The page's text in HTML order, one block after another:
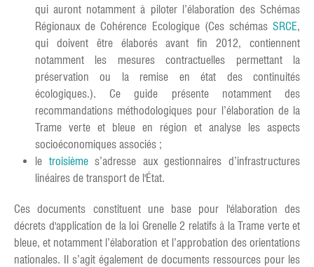
qui auront notamment à piloter l’élaboration des Schémas
Régionaux de Cohérence Ecologique (Ces schémas SRCE,
qui doivent être élaborés avant fin 2012, contiennent
notamment les mesures contractuelles permettant la
préservation ou la remise en état des continuités
écologiques.). Ce guide présente notamment des
recommandations méthodologiques pour l’élaboration de la
Trame verte et bleue en région et analyse les aspects
socioéconomiques associés ;
le troisièmes’adresse aux gestionnaires d’infrastructures
linéaires de transport de l'État.
Ces documents constituent une base pour l'élaboration des
décrets d'application de la loi Grenelle 2 relatifs à la Trame verte et
bleue, et notamment l’élaboration et l’approbation des orientations
nationales. Il s’agit également de documents ressources pour les